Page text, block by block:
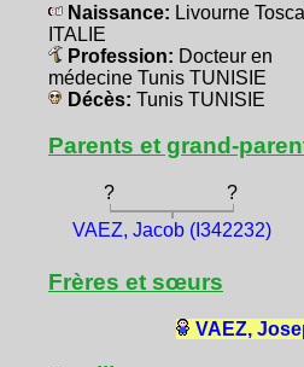
Naissance: Livourne
ITALIE
Profession: Docteur en
médecine Tunis TUNISIE
Décès: Tunis TUNISIE
Parents et grand-
? ?
VAEZ, Jacob (I342232)
Frères et sœurs
VAEZ,